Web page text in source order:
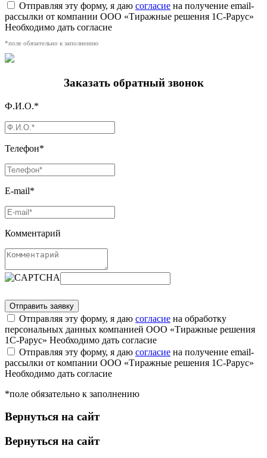
Отправляя эту форму, я даю согласие на получение email-
рассылки от компании ООО «Тиражные решения 1С-Рарус»
Необходимо дать согласие
*поле обязательно к заполнению
Заказать обратный звонок
Ф.И.О.*
Телефон*
E-mail*
Комментарий
Отправляя эту форму, я даю согласие на обработку
персональных данных компанией ООО «Тиражные решения
1С-Рарус» Необходимо дать согласие
Отправляя эту форму, я даю согласие на получение email-
рассылки от компании ООО «Тиражные решения 1С-Рарус»
Необходимо дать согласие
*поле обязательно к заполнению
Вернуться на сайт
Вернуться на сайт